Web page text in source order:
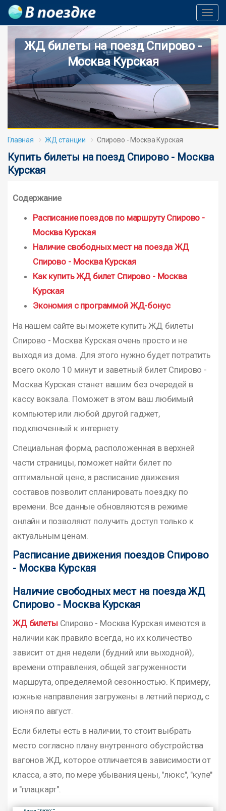
ЖД билеты на поезд Спирово -
Москва Курская
Главная ЖД станции Спирово - Москва Курская
Купить билеты на поезд Спирово - Москва
Курская
Содержание
Расписание поездов по маршруту Спирово -
Москва Курская
Наличие свободных мест на поезда ЖД
Спирово - Москва Курская
Как купить ЖД билет Спирово - Москва
Курская
Экономия с программой ЖД-бонус
На нашем сайте вы можете купить ЖД билеты
Спирово - Москва Курская очень просто и не
выходя из дома. Для этого нужно будет потратить
всего около 10 минут и заветный билет Спирово -
Москва Курская станет вашим без очередей в
кассу вокзала. Поможет в этом ваш любимый
компьютер или любой другой гаджет,
подключенный к интернету.
Специальная форма, расположенная в верхней
части страницы, поможет найти билет по
оптимальной цене, а расписание движения
составов позволит спланировать поездку по
времени. Все данные обновляются в режиме
онлайн и позволяют получить доступ только к
актуальным ценам.
Расписание движения поездов Спирово
- Москва Курская
Наличие свободных мест на поезда ЖД
Спирово - Москва Курская
ЖД билетыСпирово - Москва Курская имеются в
наличии как правило всегда, но их количество
зависит от дня недели (будний или выходной),
времени отправления, общей загруженности
маршрута, определяемой сезонностью. К примеру,
южные направления загружены в летний период, с
июня по август.
Если билеты есть в наличии, то стоит выбрать
место согласно плану внутренного обустройства
вагонов ЖД, которое отличается в зависимости от
класса, а это, по мере убывания цены, "люкс", "купе"
и "плацкарт".